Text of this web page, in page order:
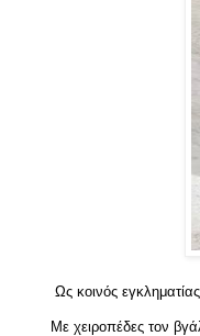
Ως κοινός
Με χειροπέδες τον